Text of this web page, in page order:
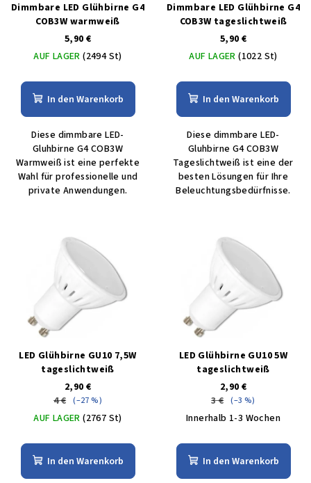
Dimmbare LED Glühbirne G4
COB3W warmweiß
5,90 €
AUF LAGER(2494 St)
In den Warenkorb
Diese dimmbare LED-
Gluhbirne G4 COB3W
Warmweiß ist eine perfekte
Wahl für professionelle und
private Anwendungen.
Dimmbare LED Glühbirne G4
COB3W tageslichtweiß
5,90 €
AUF LAGER(1022 St)
In den Warenkorb
Diese dimmbare LED-
Gluhbirne G4 COB3W
Tageslichtweiß ist eine der
besten Lösungen für Ihre
Beleuchtungsbedürfnisse.
LED Glühbirne GU10 7,5W
tageslichtweiß
2,90 €
4 € (–27 %)
AUF LAGER(2767 St)
In den Warenkorb
LED Glühbirne GU10 5W
tageslichtweiß
2,90 €
3 € (–3 %)
Innerhalb 1-3 Wochen
In den Warenkorb